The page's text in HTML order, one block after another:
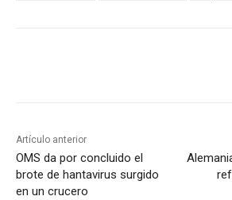
Artículo anterior
OMS da por concluido el
brote de hantavirus surgido
en un crucero